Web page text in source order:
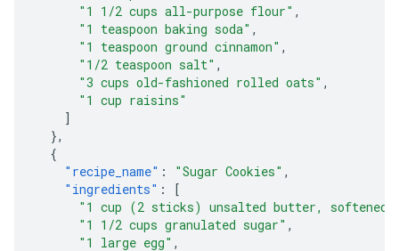
"1 1/2 cups all-purpose flour" ,
"1 teaspoon baking soda" ,
"1 teaspoon ground cinnamon" ,
"1/2 teaspoon salt" ,
"3 cups old-fashioned rolled oats" ,
"1 cup raisins"
]
},
{
"recipe_name" : "Sugar Cookies" ,
"ingredients" :
[
"1 cup (2 sticks) unsalted butter, softened"
"1 1/2 cups granulated sugar" ,
"1 large egg" ,